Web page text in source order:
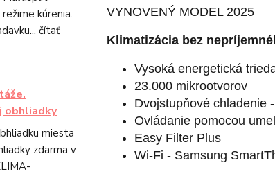
kúrenia.
čítať
obhliadky
miesta
zdarma v
VYNOVENÝ MODEL 2025
Klimatizácia bez
Vysoká energetická
23.000 mikrootvorov
Dvojstupňové chladenie
Ovládanie pomocou
Easy Filter Plus
Wi-Fi - Samsung